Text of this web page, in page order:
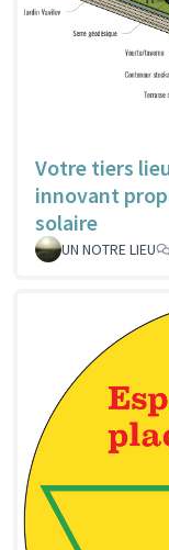
Votre tiers
innovant
solaire
UN NOTRE LIEU